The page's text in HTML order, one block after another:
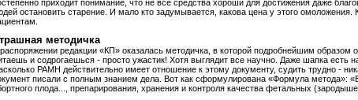
приходит понимание, что не все средства хороши для достижения даже
остановить старение. И мало кто задумывается, какова цена у этого
методичка
редакции «КП» оказалась методичка, в которой подробнейшим образом
и содрогаешься - просто ужастик! Хотя выглядит все научно. Даже шапка есть
РАМН действительно имеет отношение к этому документу, судить трудно -
писали с полным знанием дела. Вот как сформулирована «Формула метода»:
плода..., препарирования, хранения и контроля качества фетальных